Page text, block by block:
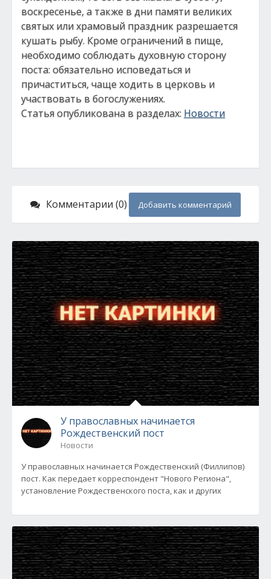
воскресенье, а также в дни памяти великих
святых или храмовый праздник разрешается
кушать рыбу. Кроме ограничений в пище,
необходимо соблюдать духовную сторону
поста: обязательно исповедаться и
причаститься, чаще ходить в церковь и
участвовать в богослужениях.
Статья опубликована в разделах: Новости
Комментарии (0) Добавить комментарий
У православных начинается
Рождественский пост
Новости
У православных начинается Рождественский (Филлипов)
пост. Как передает корреспондент "Нового Региона",
установление Рождественского поста, как и других